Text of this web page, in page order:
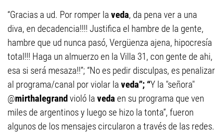
“Gracias a ud. Por romper la veda, da pena ver a una
diva, en decadencia!!!! Justifica el hambre de la gente,
hambre que ud nunca pasó, Vergüenza ajena, hipocresía
total!!! Haga un almuerzo en la Villa 31, con gente de ahi,
esa si será mesaza!!”; “No es pedir disculpas, es penalizar
al programa/canal por violar la veda”; “Y la "señora"
@mirthalegrandvioló la vedaen su programa que ven
miles de argentinos y luego se hizo la tonta”, fueron
algunos de los mensajes circularon a través de las redes.